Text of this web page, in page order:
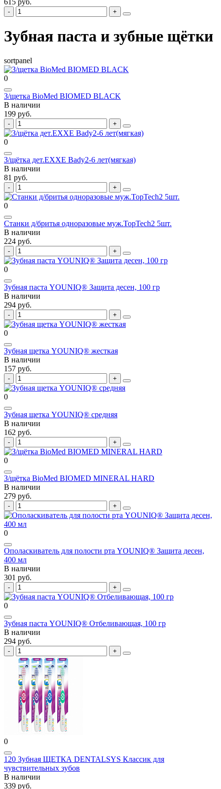
Зубная паста и зубные щётки
sortpanel
0
З/щетка BioMed BIOMED BLACK
В наличии
199 руб.
0
З/щётка дет.EXXE Bady2-6 лет(мягкая)
В наличии
81 руб.
0
Станки д/бритья одноразовые муж.TopTech2 5шт.
В наличии
224 руб.
0
Зубная паста YOUNIQ® Защита десен, 100 гр
В наличии
294 руб.
0
Зубная щетка YOUNIQ® жесткая
В наличии
157 руб.
0
Зубная щетка YOUNIQ® средняя
В наличии
162 руб.
0
З/щётка BioMed BIOMED MINERAL HARD
В наличии
279 руб.
0
Ополаскиватель для полости рта YOUNIQ® Защита десен,
400 мл
В наличии
301 руб.
0
Зубная паста YOUNIQ® Отбеливающая, 100 гр
В наличии
294 руб.
0
120 Зубная ЩЕТКА DENTALSYS Классик для
чувствительных зубов
В наличии
339 руб.